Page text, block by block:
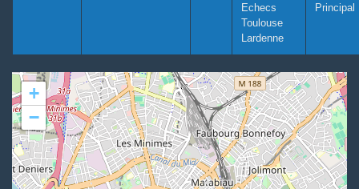
Echecs
Toulouse
Lardenne
Principal
+
−